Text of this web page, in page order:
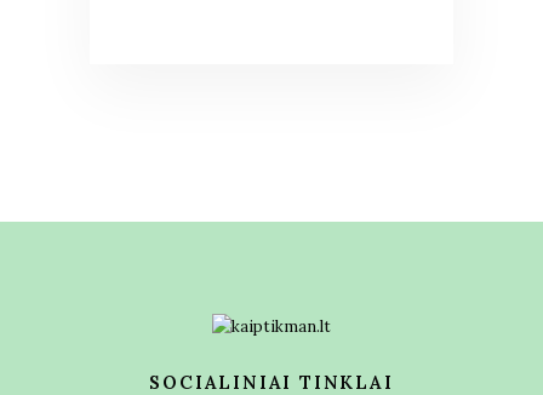
SOCIALINIAI TINKLAI